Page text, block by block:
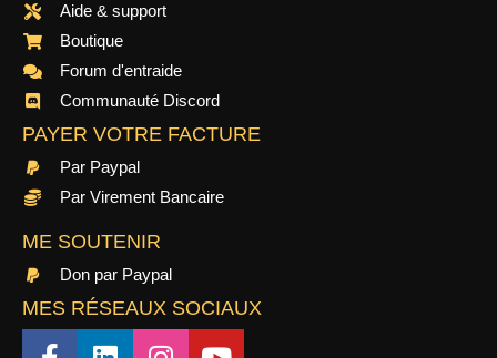
Aide & support
Boutique
Forum d'entraide
Communauté Discord
PAYER VOTRE FACTURE
Par Paypal
Par Virement Bancaire
ME SOUTENIR
Don par Paypal
MES RÉSEAUX SOCIAUX